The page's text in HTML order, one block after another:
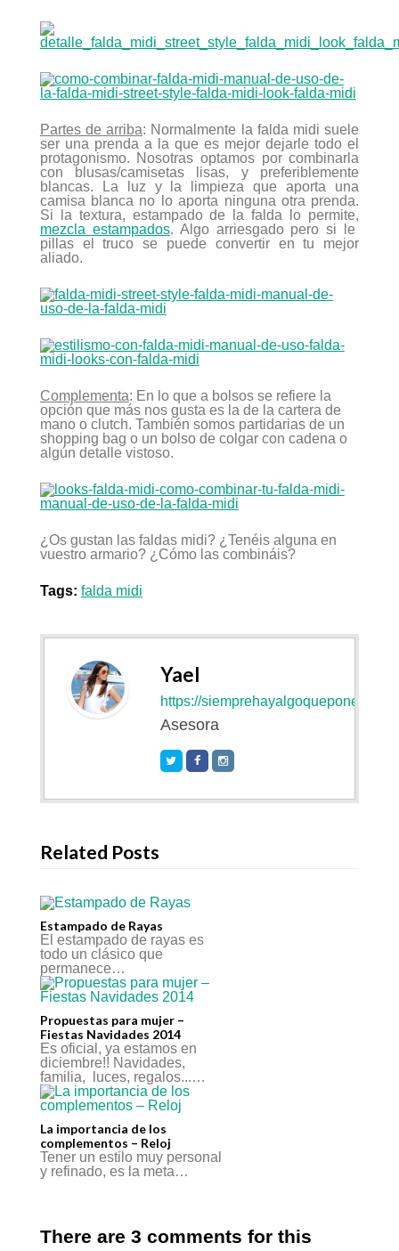
Partes de arriba: Normalmente la falda midi suele
ser una prenda a la que es mejor dejarle todo el
protagonismo. Nosotras optamos por combinarla
con blusas/camisetas lisas, y preferiblemente
blancas. La luz y la limpieza que aporta una
camisa blanca no lo aporta ninguna otra prenda.
Si la textura, estampado de la falda lo permite,
mezcla estampados. Algo arriesgado pero si le
pillas el truco se puede convertir en tu mejor
aliado.
Complementa: En lo que a bolsos se refiere la
opción que más nos gusta es la de la cartera de
mano o clutch. También somos partidarias de un
shopping bag o un bolso de colgar con cadena o
algún detalle vistoso.
¿Os gustan las faldas midi? ¿Tenéis alguna en
vuestro armario? ¿Cómo las combináis?
Tags: falda midi
Yael
https://
Asesora
Related Posts
Estampado de Rayas
El estampado de rayas es
todo un clásico que
permanece…
Propuestas para mujer –
Fiestas Navidades 2014
Es oficial, ya estamos en
diciembre!! Navidades,
familia, luces, regalos...…
La importancia de los
complementos – Reloj
Tener un estilo muy personal
y refinado, es la meta…
There are 3 comments for this